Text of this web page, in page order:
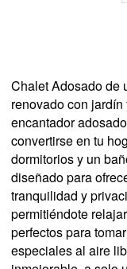
Chalet Adosado de
renovado con
encantador
convertirse en tu
dormitorios y un
diseñado para
tranquilidad y
permitiéndote
perfectos para
especiales al aire